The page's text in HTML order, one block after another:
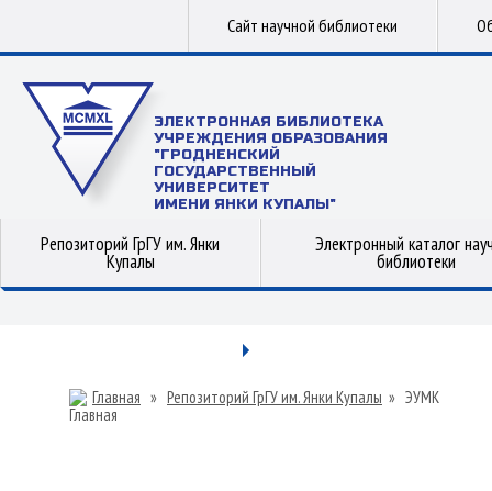
Сайт научной библиотеки
ЭЛЕКТРОННАЯ БИБЛИОТЕКА
УЧРЕЖДЕНИЯ ОБРАЗОВАНИЯ
"ГРОДНЕНСКИЙ
ГОСУДАРСТВЕННЫЙ
УНИВЕРСИТЕТ
ИМЕНИ ЯНКИ КУПАЛЫ"
Репозиторий ГрГУ им. Янки
Купалы
Электронный каталог
библиотеки
Главная » Репозиторий ГрГУ им. Янки Купалы » ЭУМК